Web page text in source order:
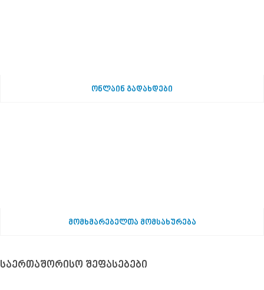
ონლაინ გადახდები
მომხმარებელთა მომსახურება
საერთაშორისო შეფასებები